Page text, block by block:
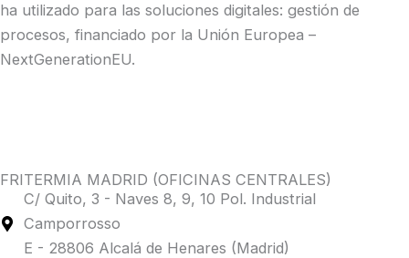
ha utilizado para las soluciones digitales: gestión de
procesos, financiado por la Unión Europea –
NextGenerationEU.
FRITERMIA MADRID (OFICINAS CENTRALES)
C/ Quito, 3 - Naves 8, 9, 10 Pol. Industrial
Camporrosso
E - 28806 Alcalá de Henares (Madrid)